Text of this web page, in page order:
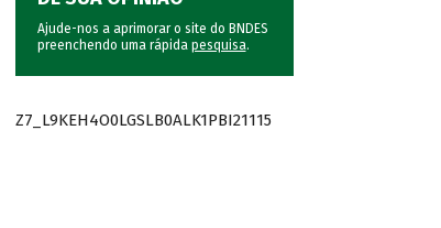
Ajude-nos a aprimorar o site do BNDES
preenchendo uma rápida pesquisa.
Z7_L9KEH4O0LGSLB0ALK1PBI21115